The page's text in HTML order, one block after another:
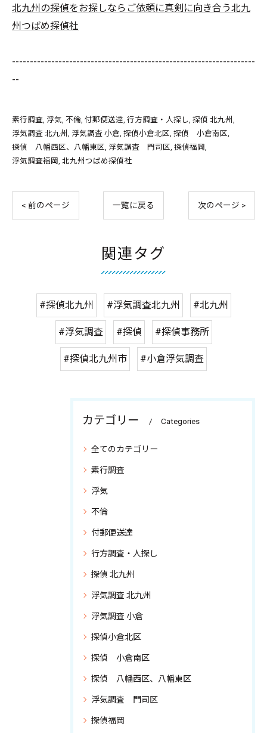
北九州の探偵をお探しならご依頼に真剣に向き合う北九
州つばめ探偵社
--------------------------------------------------------------------
--
素行調査 浮気 不倫 付郵便送達 行方調査・人探し 探偵 北九州
浮気調査 北九州
浮気調査 小倉 探偵小倉北区 探偵 小倉南区
探偵 八幡西区、八幡東区 浮気調査 門司区 探偵福岡
浮気調査福岡 北九州つばめ探偵社
< 前のページ 一覧に戻る 次のページ >
関連タグ
#探偵北九州 #浮気調査北九州 #北九州
#浮気調査 #探偵 #探偵事務所
#探偵北九州市 #小倉浮気調査
カテゴリー Categories
全てのカテゴリー
素行調査
浮気
不倫
付郵便送達
行方調査・人探し
探偵 北九州
浮気調査 北九州
浮気調査 小倉
探偵小倉北区
探偵 小倉南区
探偵 八幡西区、八幡東区
浮気調査 門司区
探偵福岡